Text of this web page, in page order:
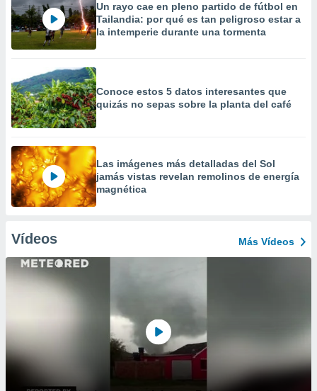
Un rayo cae en pleno partido de fútbol en
Tailandia: por qué es tan peligroso estar a
la intemperie durante una tormenta
Conoce estos 5 datos interesantes que
quizás no sepas sobre la planta del café
Las imágenes más detalladas del Sol
jamás vistas revelan remolinos de energía
magnética
Vídeos Más Vídeos